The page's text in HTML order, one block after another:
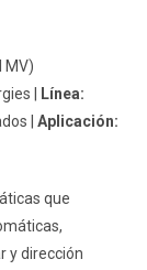
MV)
|
Línea:
|Aplicación:
que
y dirección